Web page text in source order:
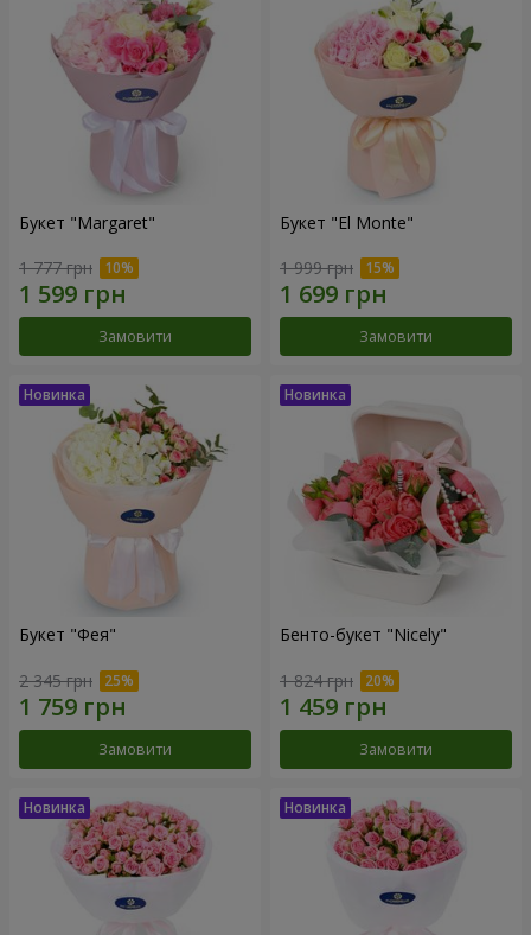
Букет "Margaret"
1 777 грн
Замовити
Букет "El Monte"
1 999 грн
Замовити
Букет "Фея"
2 345 грн
Замовити
Бенто-букет "Nicely"
1 824 грн
Замовити